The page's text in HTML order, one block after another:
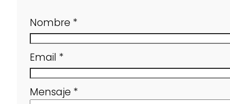
Nombre *
Email *
Mensaje *